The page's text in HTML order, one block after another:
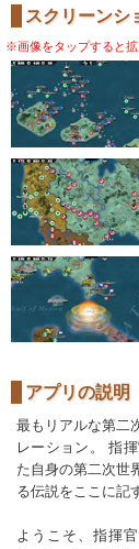
スクリーンシ
※画像をタップすると拡
アプリの説明
最もリアルな第二
レーション。 指
た自身の第二次世
る伝説をここに記
ようこそ、指揮